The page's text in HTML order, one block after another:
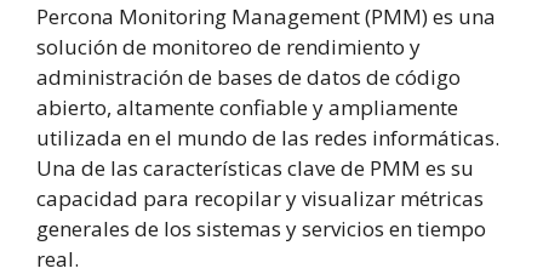
Percona Monitoring Management (PMM) es una
solución de monitoreo de rendimiento y
administración de bases de datos de código
abierto, altamente confiable y ampliamente
utilizada en el mundo de las redes informáticas.
Una de las características clave de PMM es su
capacidad para recopilar y visualizar métricas
generales de los sistemas y servicios en tiempo
real.